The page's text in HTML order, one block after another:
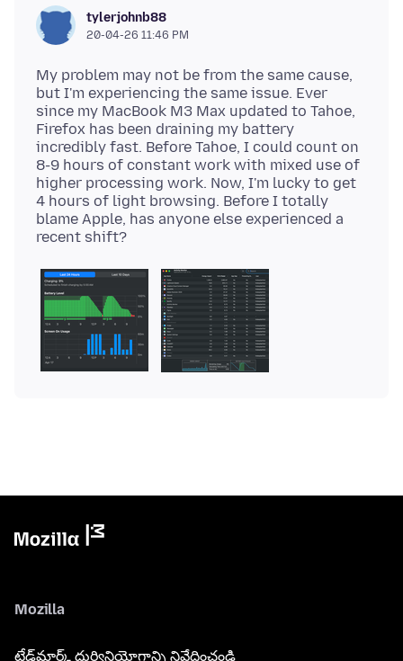
tylerjohnb88
20-04-26 11:46 PM
My problem may not be from the same cause,
but I'm experiencing the same issue. Ever
since my MacBook M3 Max updated to Tahoe,
Firefox has been draining my battery
incredibly fast. Before Tahoe, I could count on
8-9 hours of constant work with mixed use of
higher processing work. Now, I'm lucky to get
4 hours of light browsing. Before I totally
blame Apple, has anyone else experienced a
Mozilla
ట్రేడ్‌మార్క్ దుర్వినియోగాన్ని నివేదించండి